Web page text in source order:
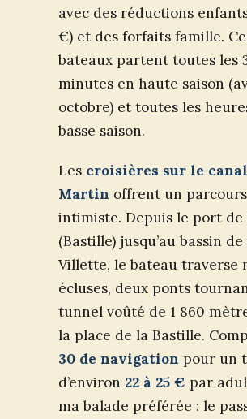
avec des réductions
€) et des forfaits famille.
bateaux partent toutes les
minutes en haute saison
octobre) et toutes les
basse saison.
Les croisières sur le
Martin offrent un
intimiste. Depuis le port de
(Bastille) jusqu’au bassin
Villette, le bateau traverse
écluses, deux ponts
tunnel voûté de 1 860
la place de la Bastille.
30 de navigation pour un
d’environ 22 à 25 € par
ma balade préférée : le